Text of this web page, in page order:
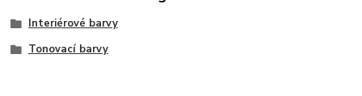
Interiérové barvy
Tonovací barvy